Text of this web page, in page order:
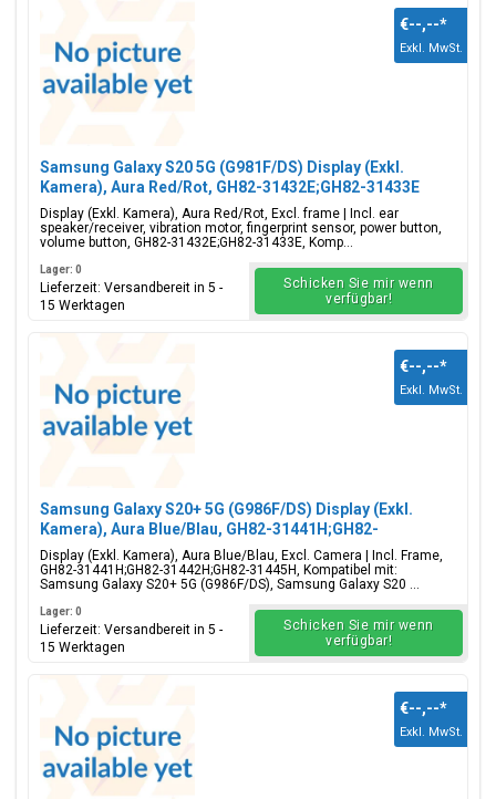
Samsung Galaxy S20 5G (G981F/DS) Display (Exkl.
Kamera), Aura Red/Rot, GH82-31432E;GH82-31433E
Display (Exkl. Kamera), Aura Red/Rot, Excl. frame | Incl. ear
speaker/receiver, vibration motor, fingerprint sensor, power button,
volume button, GH82-31432E;GH82-31433E, Komp...
€--,--*
Exkl. MwSt.
Lager: 0
Lieferzeit: Versandbereit in 5 -
15 Werktagen
Schicken Sie mir wenn
verfügbar!
Samsung Galaxy S20+ 5G (G986F/DS) Display (Exkl.
Kamera), Aura Blue/Blau, GH82-31441H;GH82-
31442H;GH82-31445H
Display (Exkl. Kamera), Aura Blue/Blau, Excl. Camera | Incl. Frame,
GH82-31441H;GH82-31442H;GH82-31445H, Kompatibel mit:
Samsung Galaxy S20+ 5G (G986F/DS), Samsung Galaxy S20 ...
€--,--*
Exkl. MwSt.
Lager: 0
Lieferzeit: Versandbereit in 5 -
15 Werktagen
Schicken Sie mir wenn
verfügbar!
€--,--*
Exkl. MwSt.